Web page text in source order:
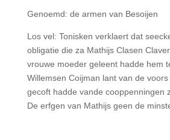
Genoemd: de armen van Besoijen
Los vel: Tonisken verklaert dat
obligatie die za Mathijs Clasen
vrouwe moeder geleent hadde hem
Willemsen Coijman lant van de
gecoft hadde vande cooppenningen
De erfgen van Mathijs geen de